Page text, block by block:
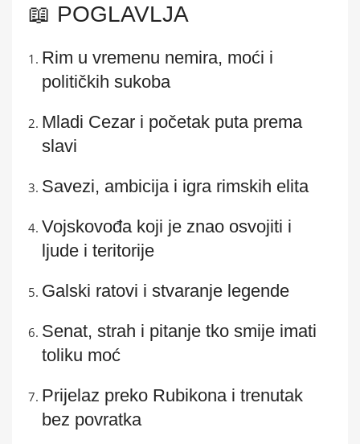
📖 POGLAVLJA
Rim u vremenu nemira, moći i
političkih sukoba
Mladi Cezar i početak puta prema
slavi
Savezi, ambicija i igra rimskih elita
Vojskovođa koji je znao osvojiti i
ljude i teritorije
Galski ratovi i stvaranje legende
Senat, strah i pitanje tko smije imati
toliku moć
Prijelaz preko Rubikona i trenutak
bez povratka